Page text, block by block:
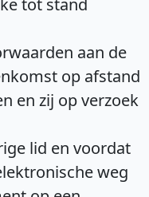
tot stand
aan de
op afstand
en zij op verzoek
lid en voordat
weg